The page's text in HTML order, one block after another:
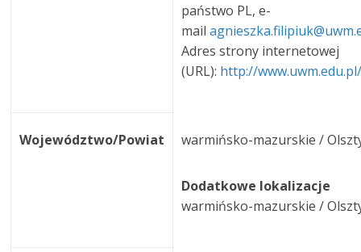
państwo PL, e-
mail
Adres strony internetowej
(URL): http://
Województwo/Powiat warmińsko-mazurskie /
Dodatkowe lokalizacje
warmińsko-mazurskie /